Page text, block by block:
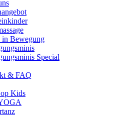
in Bewegung
Special
& FAQ
Kids